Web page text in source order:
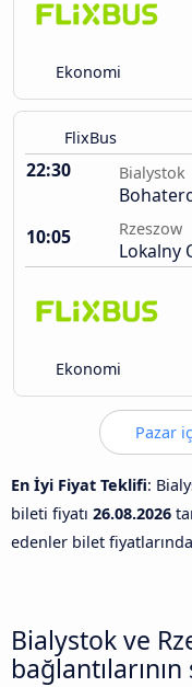
Ekonomi
FlixBus
22:30 Bialystok
10:05
Rzeszow
Lokalny
Ekonomi
Pazar
En İyi Fiyat Teklifi:
bileti fiyatı 26.08.2026
edenler bilet
Bialystok ve
bağlantılarının